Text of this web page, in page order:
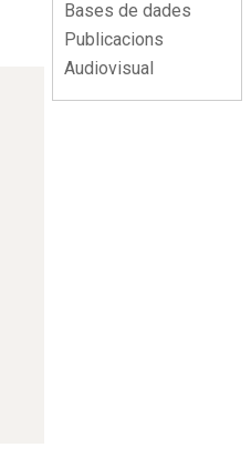
Bases de dades
Publicacions
Audiovisual